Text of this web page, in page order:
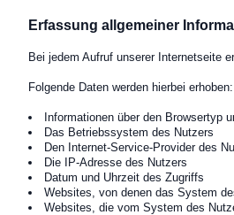
Erfassung allgemeiner
Bei jedem Aufruf unserer Internetseite
Folgende Daten werden hierbei erhoben:
Informationen über den Browsertyp
Das Betriebssystem des Nutzers
Den Internet-Service-Provider des
Die IP-Adresse des Nutzers
Datum und Uhrzeit des Zugriffs
Websites, von denen das System
Websites, die vom System des